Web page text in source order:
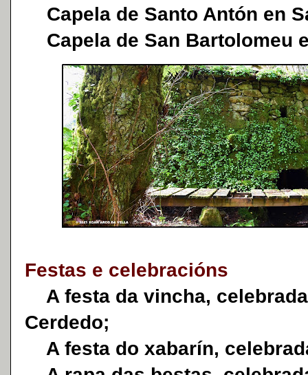
Capela de Santo Antón en
Capela de San Bartolomeu
Festas e celebracións
A festa da vincha,
Cerdedo;
A festa do xabarín,